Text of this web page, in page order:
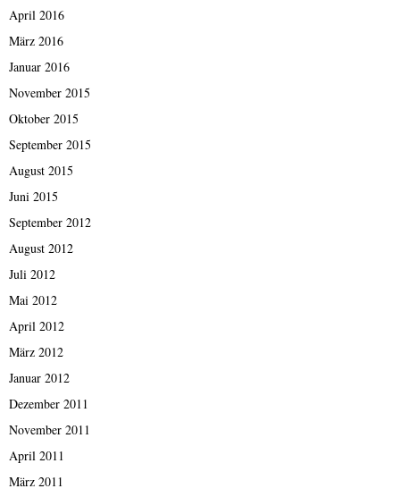
April 2016
März 2016
Januar 2016
November 2015
Oktober 2015
September 2015
August 2015
Juni 2015
September 2012
August 2012
Juli 2012
Mai 2012
April 2012
März 2012
Januar 2012
Dezember 2011
November 2011
April 2011
März 2011